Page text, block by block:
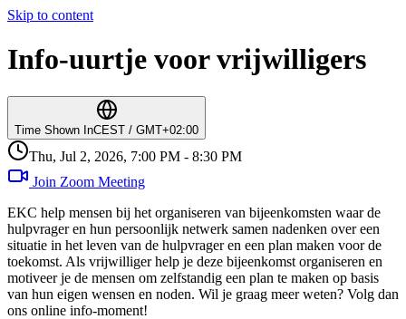
Skip to content
Info-uurtje voor vrijwilligers
Time Shown InCEST / GMT+02:00
Thu, Jul 2, 2026, 7:00 PM - 8:30 PM
Join Zoom Meeting
EKC help mensen bij het organiseren van bijeenkomsten waar de
hulpvrager en hun persoonlijk netwerk samen nadenken over een
situatie in het leven van de hulpvrager en een plan maken voor de
toekomst. Als vrijwilliger help je deze bijeenkomst organiseren en
motiveer je de mensen om zelfstandig een plan te maken op basis
van hun eigen wensen en noden. Wil je graag meer weten? Volg dan
ons online info-moment!